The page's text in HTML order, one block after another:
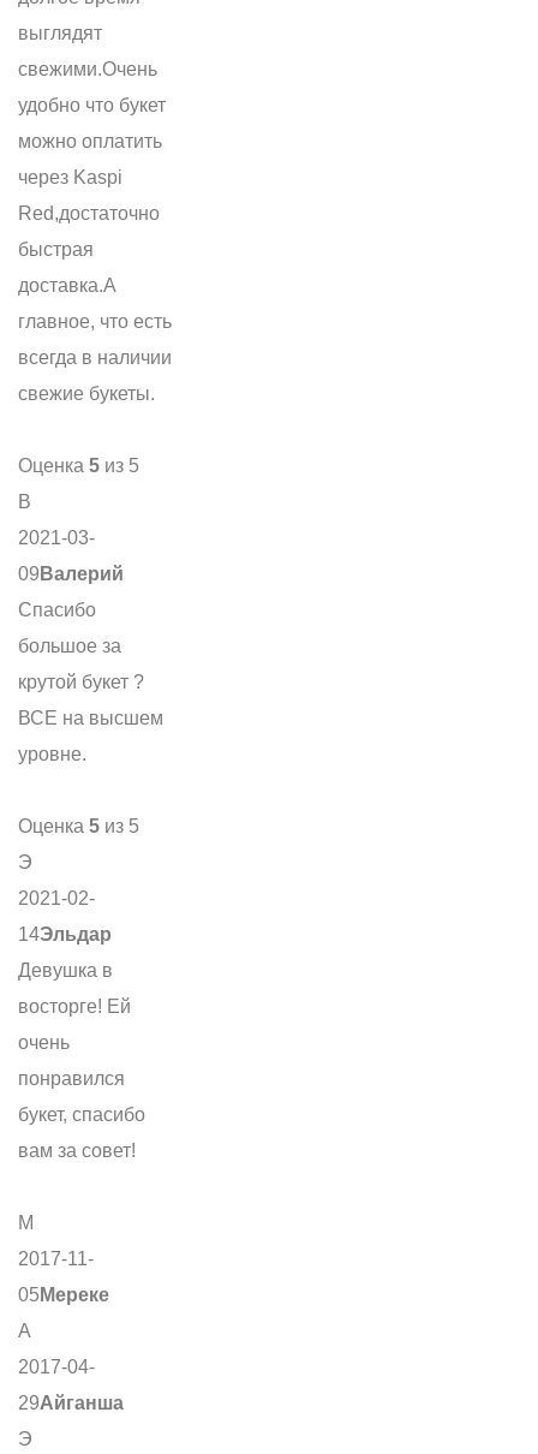
выглядят
свежими.Очень
удобно что букет
можно оплатить
через Kaspi
Red,достаточно
быстрая
доставка.А
главное, что есть
всегда в наличии
свежие букеты.
Оценка 5 из 5
В
2021-03-
09 Валерий
Спасибо
большое за
крутой букет ?
ВСЕ на высшем
уровне.
Оценка 5 из 5
Э
2021-02-
14Эльдар
Девушка в
восторге! Ей
очень
понравился
букет, спасибо
вам за совет!
М
2017-11-
05 Мереке
А
2017-04-
29Айганша
Э